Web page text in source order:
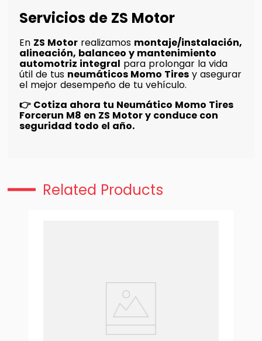
Servicios de ZS Motor
En ZS Motor realizamos montaje/instalación,
alineación, balanceo y mantenimiento
automotriz integral para prolongar la vida
útil de tus neumáticos Momo Tires y asegurar
el mejor desempeño de tu vehículo.
👉 Cotiza ahora tu Neumático Momo Tires
Forcerun M8 en ZS Motor y conduce con
seguridad todo el año.
Related Products